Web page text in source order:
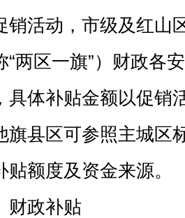
销活动，市级及红山
“两区一旗”）财政各
具体补贴金额以促销
旗县区可参照主城区
额度及资金来源。
财政补贴